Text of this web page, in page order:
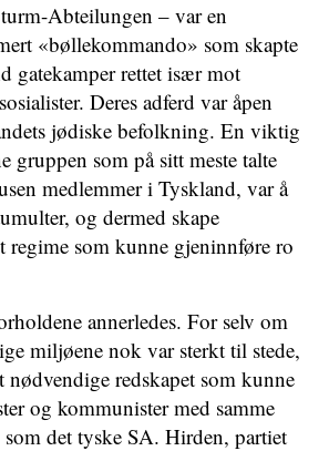
Abteilungen – var en
«bøllekommando» som skapte
gatekamper rettet især mot
Deres adferd var åpen
jødiske befolkning. En viktig
gruppen som på sitt meste talte
medlemmer i Tyskland, var å
og dermed skape
regime som kunne gjeninnføre ro
annerledes. For selv om
miljøene nok var sterkt til stede,
nødvendige redskapet som kunne
og kommunister med samme
det tyske SA. Hirden, partiet